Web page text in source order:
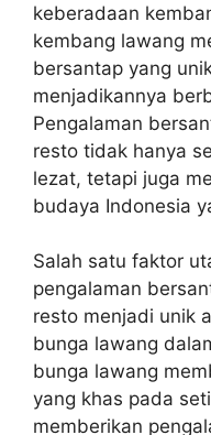
keberadaan
kembang lawang
bersantap yang
menjadikannya
Pengalaman
resto tidak hanya
lezat, tetapi juga
budaya Indonesia
Salah satu faktor
pengalaman
resto menjadi unik
bunga lawang
bunga lawang
yang khas pada
memberikan